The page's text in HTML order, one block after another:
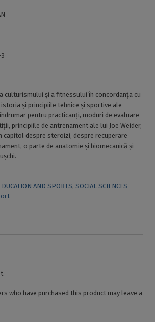
culturismului și a fitnessului în concordanța cu
și principiile tehnice și sportive ale
pentru practicanți, moduri de evaluare
principiile de antrenament ale lui Joe Weider,
capitol despre steroizi, despre recuperare
o parte de anatomie și biomecanică și
AND SPORTS, SOCIAL SCIENCES
who have purchased this product may leave a